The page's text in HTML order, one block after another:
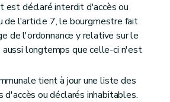
est déclaré interdit d'accès ou
de l'article 7, le bourgmestre fait
de l'ordonnance y relative sur le
longtemps que celle-ci n'est
tient à jour une liste des
ou déclarés inhabitables.